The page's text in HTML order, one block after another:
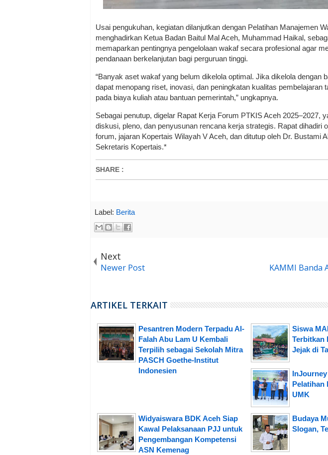
Usai pengukuhan, kegiatan dilanjutkan dengan Pelatihan Manajemen
menghadirkan Ketua Badan Baitul Mal Aceh, Muhammad Haikal,
memaparkan pentingnya pengelolaan wakaf secara profesional agar
pendanaan berkelanjutan bagi perguruan tinggi.
“Banyak aset wakaf yang belum dikelola optimal. Jika dikelola dengan
dapat menopang riset, inovasi, dan peningkatan kualitas pembelajaran
pada biaya kuliah atau bantuan pemerintah,” ungkapnya.
Sebagai penutup, digelar Rapat Kerja Forum PTKIS Aceh 2025–2027,
diskusi, pleno, dan penyusunan rencana kerja strategis. Rapat dihadiri
forum, jajaran Kopertais Wilayah V Aceh, dan ditutup oleh Dr. Bustami
Sekretaris Kopertais.*
SHARE :
Label: Berita
Next
Newer Post
KAMMI Banda
ARTIKEL TERKAIT
Pesantren Modern Terpadu Al-
Falah Abu Lam U Kembali
Terpilih sebagai Sekolah Mitra
PASCH Goethe-Institut
Indonesien
Siswa
Terbitkan
Jejak di
Pelatihan
UMK
Widyaiswara BDK Aceh Siap
Kawal Pelaksanaan PJJ untuk
Pengembangan Kompetensi
ASN Kemenag
Budaya
Slogan,